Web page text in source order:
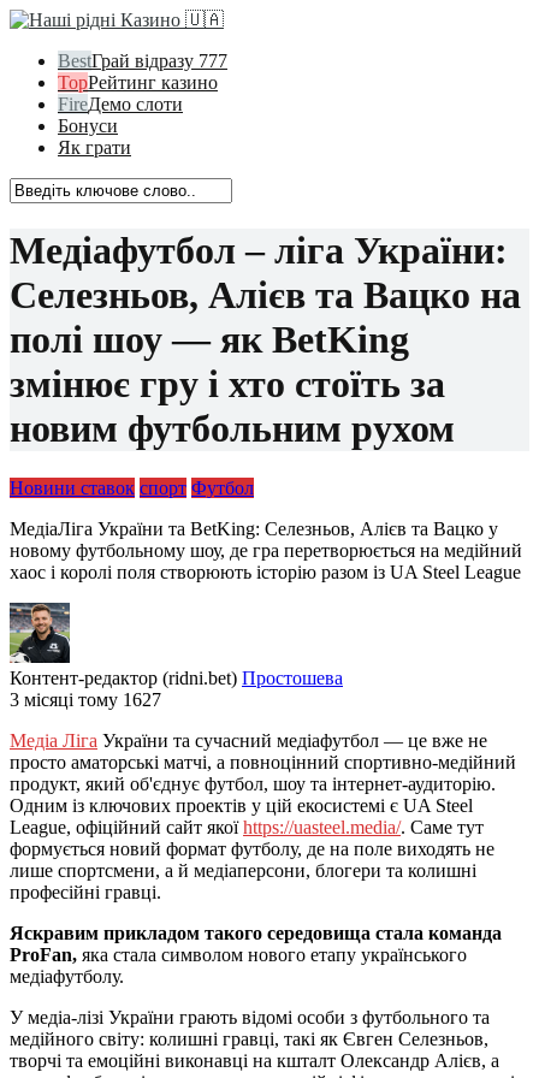
Грай відразу 777
Рейтинг казино
Демо слоти
Бонуси
Як грати
Медіафутбол – ліга України:
Селезньов, Алієв та Вацко на
полі шоу — як BetKing
змінює гру і хто стоїть за
новим футбольним рухом
Новини ставок спорт Футбол
МедіаЛіга України та BetKing: Селезньов, Алієв та Вацко у
новому футбольному шоу, де гра перетворюється на медійний
хаос і королі поля створюють історію разом із UA Steel League
Контент-редактор (ridni.bet) Простошева
3 місяці тому 1627
Медіа Ліга України та сучасний медіафутбол — це вже не
просто аматорські матчі, а повноцінний спортивно-медійний
продукт, який об'єднує футбол, шоу та інтернет-аудиторію.
Одним із ключових проектів у цій екосистемі є UA Steel
League, офіційний сайт якоїhttps://uasteel.media/. Саме тут
формується новий формат футболу, де на поле виходять не
лише спортсмени, а й медіаперсони, блогери та колишні
професійні гравці.
Яскравим прикладом такого середовища стала команда
ProFan, яка стала символом нового етапу українського
медіафутболу.
У медіа-лізі України грають відомі особи з футбольного та
медійного світу: колишні гравці, такі як Євген Селезньов,
творчі та емоційні виконавці на кшталт Олександр Алієв, а